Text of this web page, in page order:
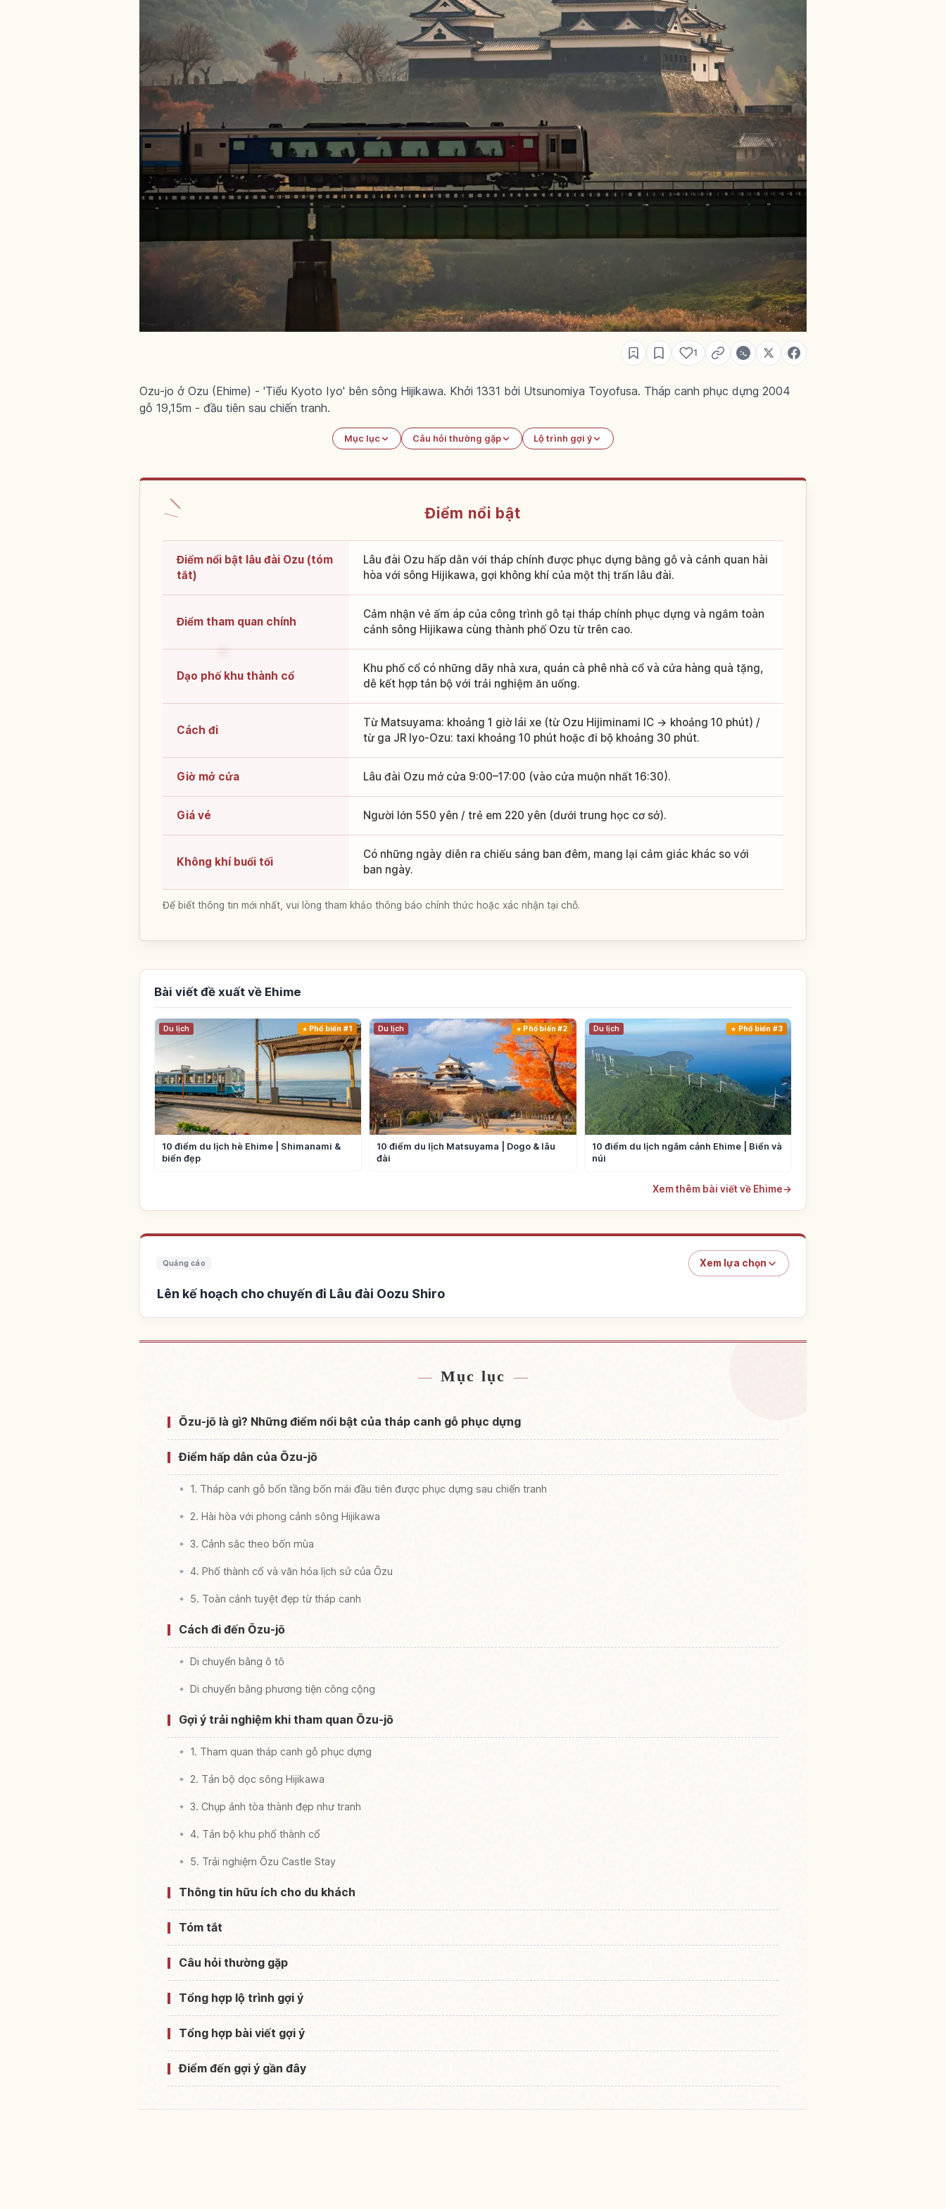
1
Ozu-jo ở Ozu (Ehime) - 'Tiểu Kyoto Iyo' bên sông Hijikawa. Khởi 1331 bởi Utsunomiya Toyofusa. Tháp canh phục dựng 2004
gỗ 19,15m - đầu tiên sau chiến tranh.
Mục lục Câu hỏi thường gặp Lộ trình gợi ý
Điểm nổi bật
Điểm nổi bật lâu đài Ozu (tóm
tắt)
Lâu đài Ozu hấp dẫn với tháp chính được phục dựng bằng gỗ và cảnh quan hài
hòa với sông Hijikawa, gợi không khí của một thị trấn lâu đài.
Điểm tham quan chính
Cảm nhận vẻ ấm áp của công trình gỗ tại tháp chính phục dựng và ngắm toàn
cảnh sông Hijikawa cùng thành phố Ozu từ trên cao.
Dạo phố khu thành cổ
Khu phố cổ có những dãy nhà xưa, quán cà phê nhà cổ và cửa hàng quà tặng,
dễ kết hợp tản bộ với trải nghiệm ăn uống.
Cách đi
Từ Matsuyama: khoảng 1 giờ lái xe (từ Ozu Hijiminami IC → khoảng 10 phút) /
từ ga JR Iyo-Ozu: taxi khoảng 10 phút hoặc đi bộ khoảng 30 phút.
Giờ mở cửa Lâu đài Ozu mở cửa 9:00–17:00 (vào cửa muộn nhất 16:30).
Giá vé Người lớn 550 yên / trẻ em 220 yên (dưới trung học cơ sở).
Không khí buổi tối
Có những ngày diễn ra chiếu sáng ban đêm, mang lại cảm giác khác so với
ban ngày.
Để biết thông tin mới nhất, vui lòng tham khảo thông báo chính thức hoặc xác nhận tại chỗ.
Bài viết đề xuất về Ehime
Du lịch Phổ biến #1
10 điểm du lịch hè Ehime | Shimanami &
biển đẹp
Du lịch Phổ biến #2
10 điểm du lịch Matsuyama | Dogo & lâu
đài
Du lịch Phổ biến #3
10 điểm du lịch ngắm cảnh Ehime | Biển và
núi
Xem thêm bài viết về Ehime→
Quảng cáo Xem lựa chọn
Lên kế hoạch cho chuyến đi Lâu đài Oozu Shiro
Mục lục
Ōzu-jō là gì? Những điểm nổi bật của tháp canh gỗ phục dựng
Điểm hấp dẫn của Ōzu-jō
1. Tháp canh gỗ bốn tầng bốn mái đầu tiên được phục dựng sau chiến tranh
2. Hài hòa với phong cảnh sông Hijikawa
3. Cảnh sắc theo bốn mùa
4. Phố thành cổ và văn hóa lịch sử của Ōzu
5. Toàn cảnh tuyệt đẹp từ tháp canh
Cách đi đến Ōzu-jō
Di chuyển bằng ô tô
Di chuyển bằng phương tiện công cộng
Gợi ý trải nghiệm khi tham quan Ōzu-jō
1. Tham quan tháp canh gỗ phục dựng
2. Tản bộ dọc sông Hijikawa
3. Chụp ảnh tòa thành đẹp như tranh
4. Tản bộ khu phố thành cổ
5. Trải nghiệm Ōzu Castle Stay
Thông tin hữu ích cho du khách
Tóm tắt
Câu hỏi thường gặp
Tổng hợp lộ trình gợi ý
Tổng hợp bài viết gợi ý
Điểm đến gợi ý gần đây